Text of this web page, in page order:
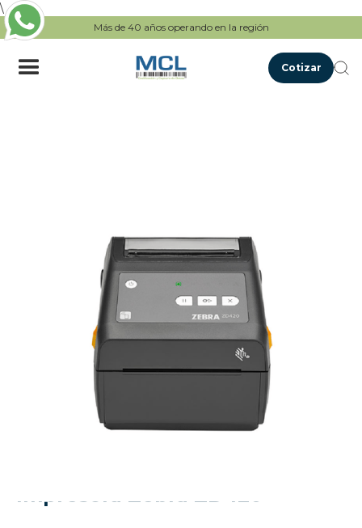
\
Más de 40 años operando en la región
Cotizar
Impresora Zebra ZD420